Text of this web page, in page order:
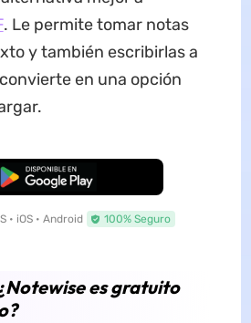
. Le permite tomar notas
y también escribirlas a
en una opción
Descarga Gratuita
• iOS • Android 100% Seguro
es gratuito